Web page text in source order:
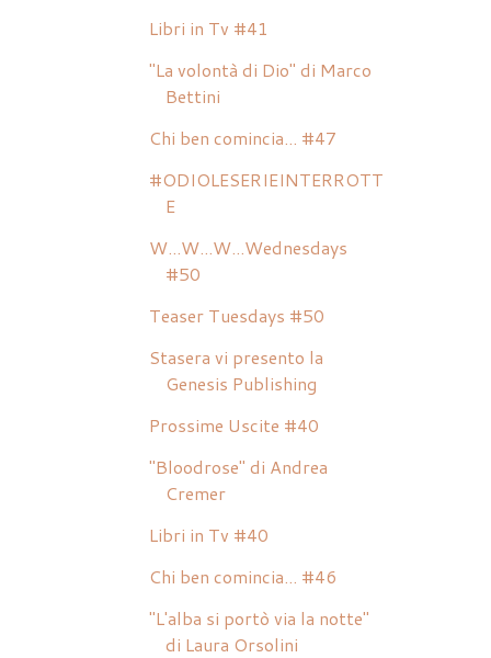
Libri in Tv #41
"La volontà di Dio" di Marco
Bettini
Chi ben comincia... #47
#ODIOLESERIEINTERROTT
E
W...W...W...Wednesdays
#50
Teaser Tuesdays #50
Stasera vi presento la
Genesis Publishing
Prossime Uscite #40
"Bloodrose" di Andrea
Cremer
Libri in Tv #40
Chi ben comincia... #46
"L'alba si portò via la notte"
di Laura Orsolini